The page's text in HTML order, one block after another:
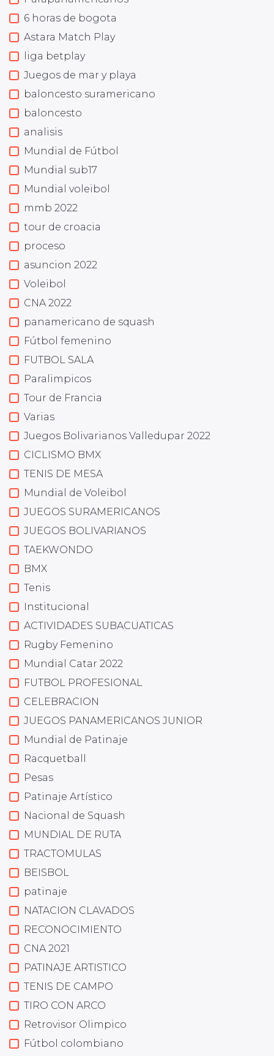
6 horas de bogota
Astara Match Play
liga betplay
Juegos de mar y playa
baloncesto suramericano
baloncesto
analisis
Mundial de Fútbol
Mundial sub17
Mundial voleibol
mmb 2022
tour de croacia
proceso
asuncion 2022
Voleibol
CNA 2022
panamericano de squash
Fútbol femenino
FUTBOL SALA
Paralimpicos
Tour de Francia
Varias
Juegos Bolivarianos Valledupar 2022
CICLISMO BMX
TENIS DE MESA
Mundial de Voleibol
JUEGOS SURAMERICANOS
JUEGOS BOLIVARIANOS
TAEKWONDO
BMX
Tenis
Institucional
ACTIVIDADES SUBACUATICAS
Rugby Femenino
Mundial Catar 2022
FUTBOL PROFESIONAL
CELEBRACION
JUEGOS PANAMERICANOS JUNIOR
Mundial de Patinaje
Racquetball
Pesas
Patinaje Artístico
Nacional de Squash
MUNDIAL DE RUTA
TRACTOMULAS
BEISBOL
patinaje
NATACION CLAVADOS
RECONOCIMIENTO
CNA 2021
PATINAJE ARTISTICO
TENIS DE CAMPO
TIRO CON ARCO
Retrovisor Olimpico
Fútbol colombiano